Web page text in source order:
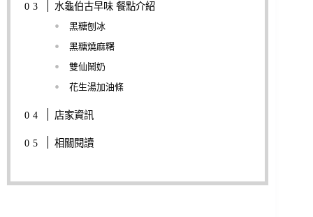
水龜伯古早味 餐點介紹
黑糖刨冰
黑糖燒麻糬
雙仙鬧奶
花生湯加油條
店家資訊
相關閱讀